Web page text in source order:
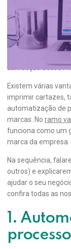
A exposição de
diversos mercados,
tecnologia,
confecção desse
Existem várias
imprimir cartazes,
automatização de
marcas. No ramo
funciona como um
marca da empresa.
Na sequência,
outros) e
ajudar o seu
confira todas as
1.